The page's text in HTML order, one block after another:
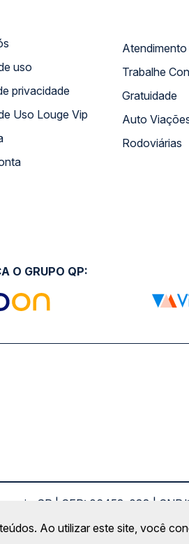
Termos de uso
de privacidade
de Uso Louge Vip
Conta
Trabalhe
Gratuidade
Auto
Rodoviárias
O GRUPO QP:
- SP | CEP: 06453-038 |
© QueroPassagem.com.br
Ao utilizar este site, você